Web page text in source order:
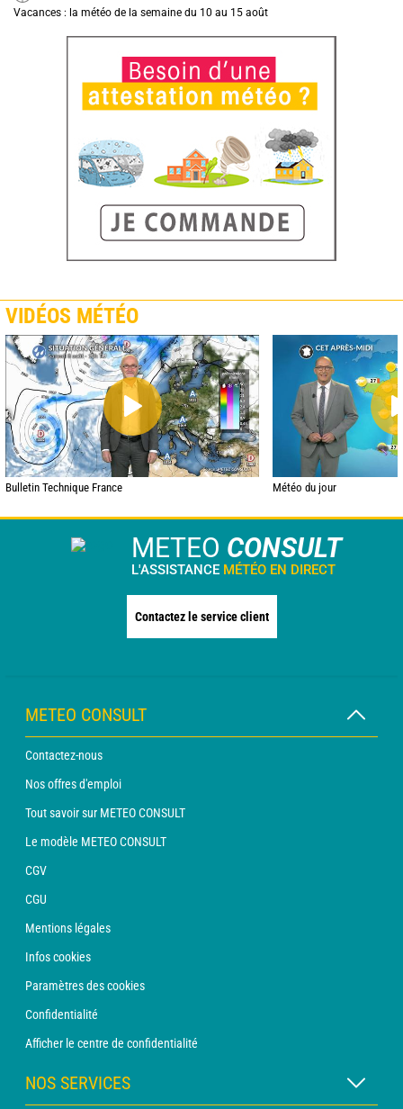
Vacances : la météo de la semaine du 10 au 15 août
VIDÉOS MÉTÉO
Bulletin Technique France Météo du jour
METEO CONSULT
L'ASSISTANCE MÉTÉO EN DIRECT
Contactez le service client
METEO CONSULT
Contactez-nous
Nos offres d'emploi
Tout savoir sur METEO CONSULT
Le modèle METEO CONSULT
CGV
CGU
Mentions légales
Infos cookies
Paramètres des cookies
Confidentialité
Afficher le centre de confidentialité
NOS SERVICES